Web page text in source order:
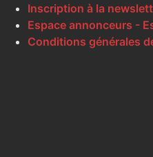
Inscription à la
Espace annonceurs -
Conditions générales